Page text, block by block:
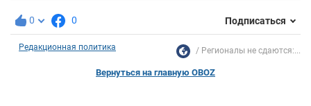
0 0 Подписаться
Редакционная политика Регионалы не сдаются:...
Вернуться на главную OBOZ